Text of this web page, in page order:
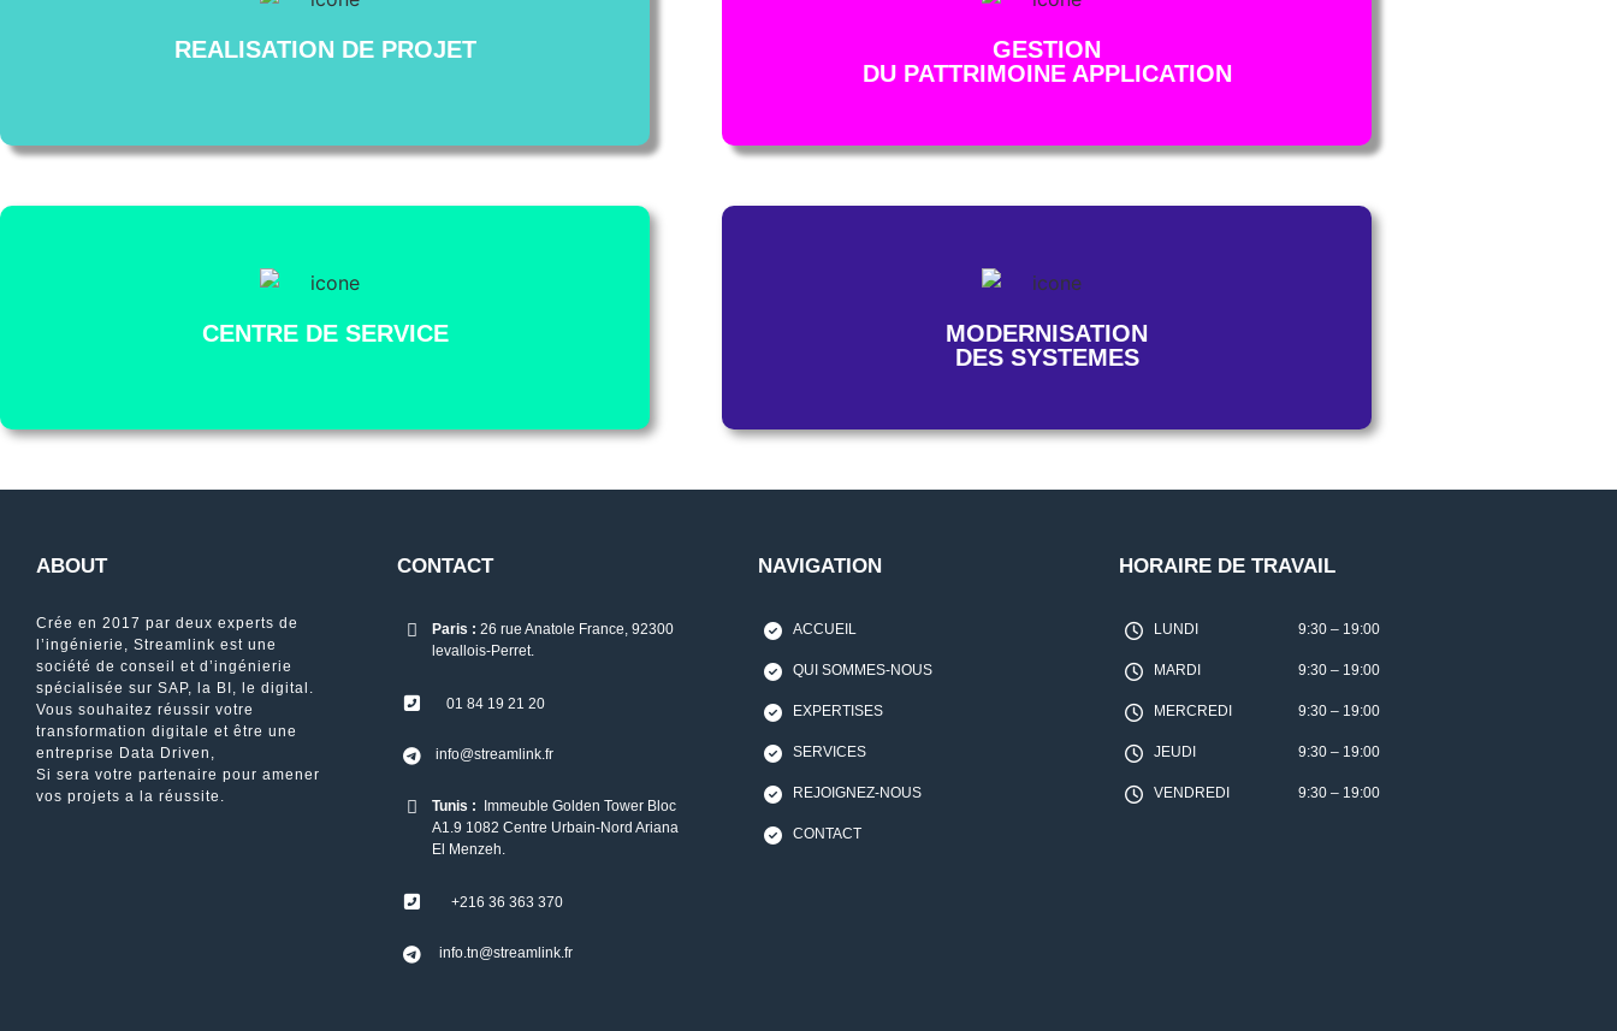
REALISATION DE PROJET
GESTION
DU PATTRIMOINE APPLICATION
CENTRE DE SERVICE
MODERNISATION
DES SYSTEMES
ABOUT
Crée en 2017 par deux experts de
l’ingénierie, Streamlink est une
société de conseil et d’ingénierie
spécialisée sur SAP, la BI, le digital.
Vous souhaitez réussir votre
transformation digitale et être une
entreprise Data Driven,
Si sera votre partenaire pour amener
vos projets a la réussite.
CONTACT
Paris : 26 rue Anatole France, 92300
levallois-Perret.
01 84 19 21 20
info@streamlink.fr
Tunis : Immeuble Golden Tower Bloc
A1.9 1082 Centre Urbain-Nord Ariana
El Menzeh.
+216 36 363 370
info.tn@streamlink.fr
NAVIGATION
ACCUEIL
QUI SOMMES-NOUS
EXPERTISES
SERVICES
REJOIGNEZ-NOUS
CONTACT
HORAIRE DE TRAVAIL
LUNDI 9:30 – 19:00
MARDI 9:30 – 19:00
MERCREDI 9:30 – 19:00
JEUDI 9:30 – 19:00
VENDREDI 9:30 – 19:00